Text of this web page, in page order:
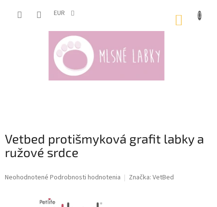
EUR
Vetbed protišmyková grafit labky a
ružové srdce
Priemerné
Neohodnotené Podrobnosti hodnotenia Značka: VetBed